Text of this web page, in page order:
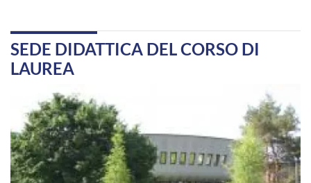
SEDE DIDATTICA DEL CORSO DI
LAUREA